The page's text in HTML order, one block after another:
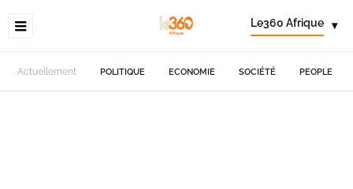
Le360 Afrique ▾
Actuellement POLITIQUE ECONOMIE SOCIÉTÉ PEOPLE